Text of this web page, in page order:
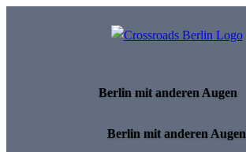
Berlin mit anderen Augen
Berlin mit anderen Augen